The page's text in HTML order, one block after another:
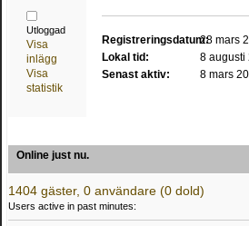
Utloggad
Visa
inlägg
Visa
statistik
Registreringsdatum:28 mars
Lokal tid:
8 augusti
Senast aktiv:
8 mars
Online just nu.
1404 gäster, 0 användare (0 dold)
Users active in past minutes: